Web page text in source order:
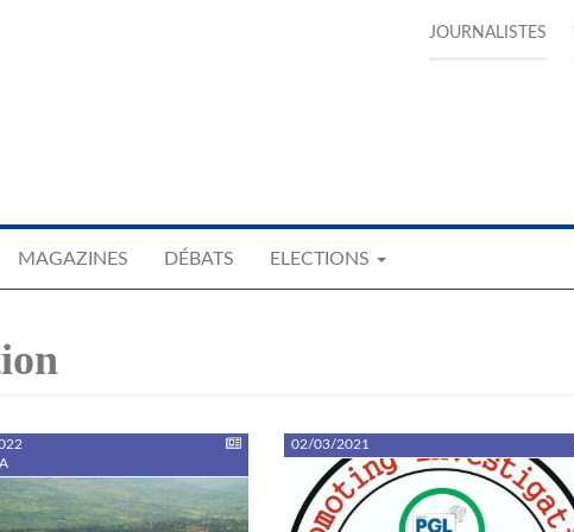
JOURNALISTES
MAGAZINES DÉBATS ELECTIONS
02/03/2021